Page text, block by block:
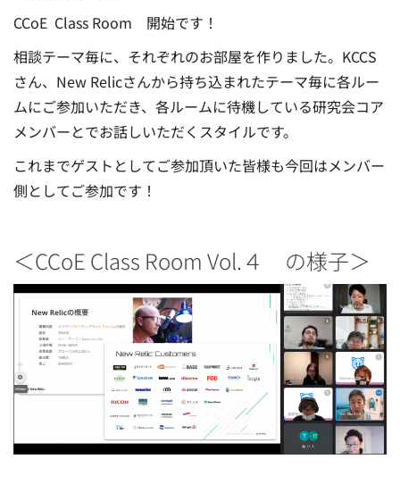
CCoE Class Room 開始です！
相談テーマ毎に、それぞれのお部屋を作りました。KCCS
さん、New Relicさんから持ち込まれたテーマ毎に各ルー
ムにご参加いただき、各ルームに待機している研究会コア
メンバーとでお話しいただくスタイルです。
これまでゲストとしてご参加頂いた皆様も今回はメンバー
側としてご参加です！
＜CCoE Class Room Vol.４ の様子＞